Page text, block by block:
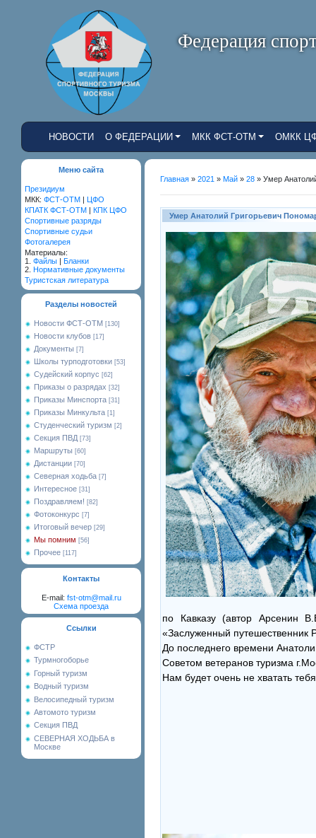
Федерация
НОВОСТИ О ФЕДЕРАЦИИ МКК ФСТ-ОТМ ОМКК
Меню сайта
Президиум
МКК: ФСТ-ОТМ | ЦФО
КПАТК ФСТ-ОТМ | КПК ЦФО
Cпортивные разряды
Спортивные судьи
Фотогалерея
Материалы:
1. Файлы | Бланки
2. Нормативные документы
Туристская литература
Разделы новостей
Новости ФСТ-ОТМ [130]
Новости клубов [17]
Документы [7]
Школы турподготовки [53]
Судейский корпус [62]
Приказы о разрядах [32]
Приказы Минспорта [31]
Приказы Минкульта [1]
Студенческий туризм [2]
Секция ПВД [73]
Маршруты [60]
Дистанции [70]
Северная ходьба [7]
Интересное [31]
Поздравляем! [82]
Фотоконкурс [7]
Итоговый вечер [29]
Мы помним [56]
Прочее [117]
Контакты
E-mail: fst-otm@mail.ru
Схема проезда
Ссылки
ФСТР
Турмногоборье
Горный туризм
Водный туризм
Велосипедный туризм
Автомото туризм
Секция ПВД
СЕВЕРНАЯ ХОДЬБА в
Москве
Главная » 2021 » Май » 28 » Умер
Умер Анатолий Григорьевич
по Кавказу (автор Арсенин
«Заслуженный путешественник
До последнего времени
Советом ветеранов туризма
Нам будет очень не хватать